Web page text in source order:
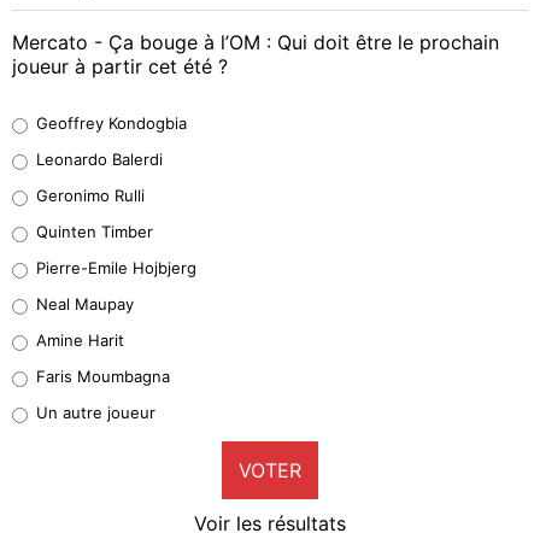
Mercato - Ça bouge à l’OM : Qui doit être le prochain
joueur à partir cet été ?
38%
32%
5%
1%
9%
Geoffrey Kondogbia
Leonardo Balerdi
Geronimo Rulli
Quinten Timber
Pierre-Emile Hojbjerg
Neal Maupay
Amine Harit
Faris Moumbagna
Un autre joueur
VOTER
Voir les résultats